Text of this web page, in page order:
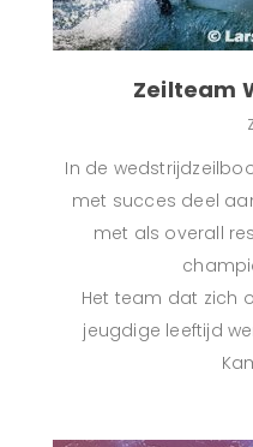
Zeilteam
In de
met succes deel
met als overall
Het team dat zich
jeugdige leeftijd